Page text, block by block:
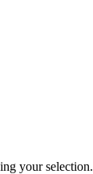
your selection.